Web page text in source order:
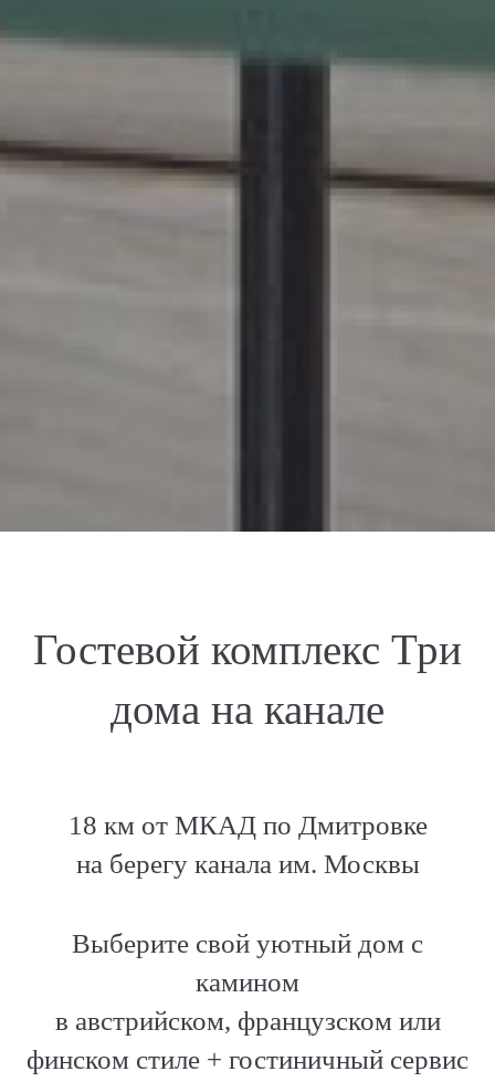
Гостевой комплекс Три
дома на канале
18 км от МКАД по Дмитровке
на берегу канала им. Москвы
Выберите свой уютный дом с
камином
в австрийском, французском или
финском стиле + гостиничный сервис